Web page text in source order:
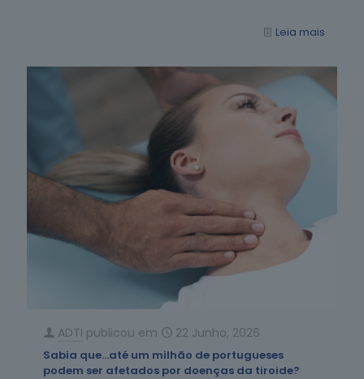
Leia mais
ADTI publicou em 22 Junho, 2026
Sabia que…até um milhão de portugueses
podem ser afetados por doenças da tiroide?